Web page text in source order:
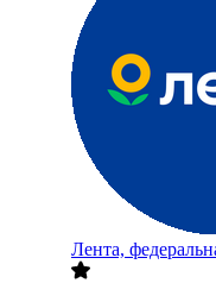
Лента,